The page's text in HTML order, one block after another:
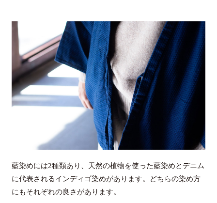
藍染めには2種類あり、天然の植物を使った藍染めとデニム
に代表されるインディゴ染めがあります。どちらの染め方
にもそれぞれの良さがあります。